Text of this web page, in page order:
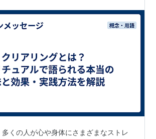
くの人が心や身体にさまざまなストレ